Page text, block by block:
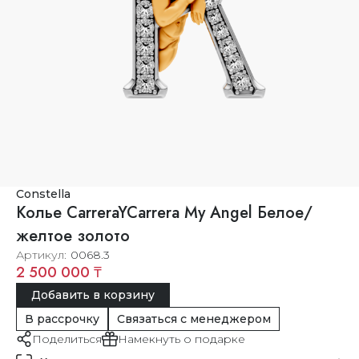
Constella
Колье CarreraYCarrera My Angel Белое/
желтое золото
Артикул 0068.3
2 500 000 ₸
Добавить в корзину
В рассрочку
Связаться с менеджером
Поделиться
Намекнуть о подарке